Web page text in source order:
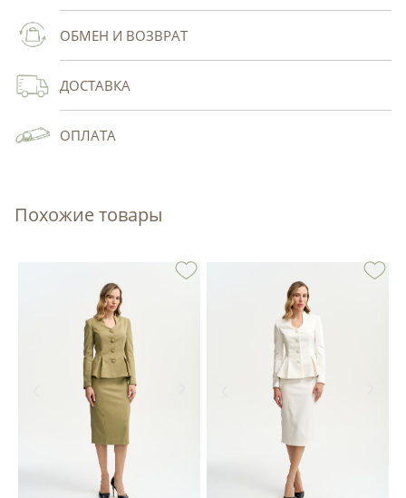
ОБМЕН И ВОЗВРАТ
ДОСТАВКА
ОПЛАТА
Похожие товары